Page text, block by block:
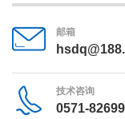
邮箱
技术咨询
0571-